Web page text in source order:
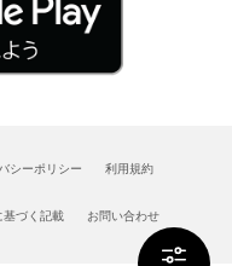
シーポリシー 利用規約
基づく記載 お問い合わせ